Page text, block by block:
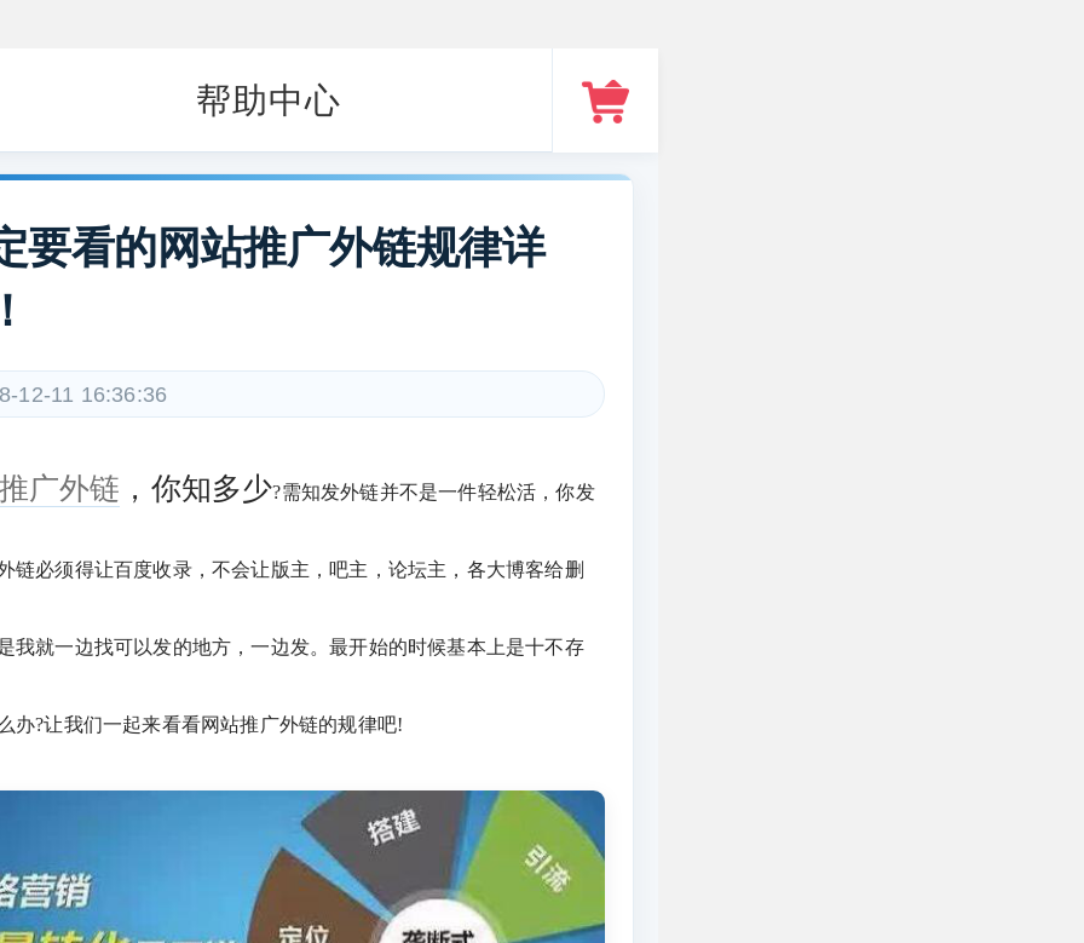
帮助中心
要看的网站推广外链规律详
12-11 16:36:36
广外链 ，你知多少?需知发外链并不是一件轻松活，你发
链必须得让百度收录，不会让版主，吧主，论坛主，各大博客给删
我就一边找可以发的地方，一边发。最开始的时候基本上是十不存
办?让我们一起来看看网站推广外链的规律吧!